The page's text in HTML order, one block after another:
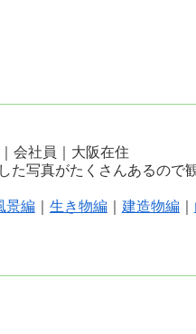
会社員｜大阪在住
た写真がたくさんあるので
景編｜ 生き物編｜ 建造物編｜